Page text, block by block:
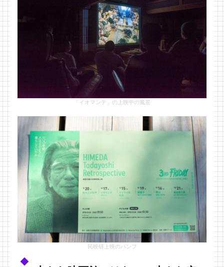
「イオマンテ」の上映中の風景
民映研上映のパンフ